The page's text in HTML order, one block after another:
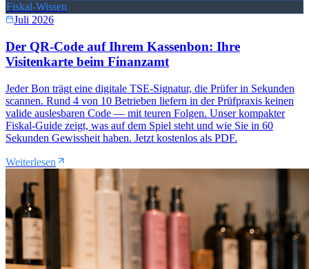
Fiskal-Wissen
Juli 2026
Der QR-Code auf Ihrem Kassenbon: Ihre
Visitenkarte beim Finanzamt
Jeder Bon trägt eine digitale TSE-Signatur, die Prüfer in Sekunden
scannen. Rund 4 von 10 Betrieben liefern in der Prüfpraxis keinen
valide auslesbaren Code — mit teuren Folgen. Unser kompakter
Fiskal-Guide zeigt, was auf dem Spiel steht und wie Sie in 60
Sekunden Gewissheit haben. Jetzt kostenlos als PDF.
Weiterlesen